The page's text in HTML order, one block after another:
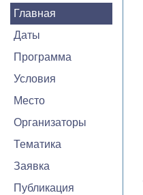
Главная
Даты
Программа
Условия
Место
Организаторы
Тематика
Заявка
Публикация